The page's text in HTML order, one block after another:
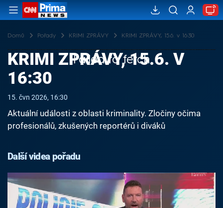
Domů Pořady KRIMI ZPRÁVY KRIMI ZPRÁVY, 15.6. v 16:30
Failed to fetch
KRIMI ZPRÁVY, 15.6. V
16:30
15. čvn 2026, 16:30
Aktuální události z oblasti kriminality. Zločiny očima
profesionálů, zkušených reportérů i diváků
Další videa pořadu